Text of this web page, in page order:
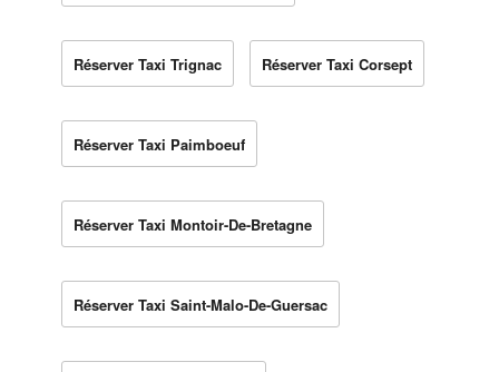
Réserver Taxi Trignac Réserver Taxi Corsept
Réserver Taxi Paimboeuf
Réserver Taxi Montoir-De-Bretagne
Réserver Taxi Saint-Malo-De-Guersac